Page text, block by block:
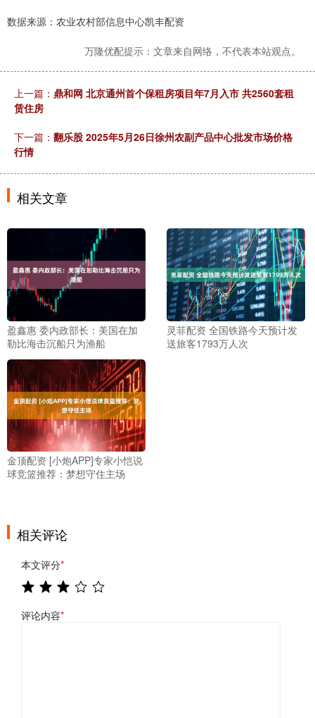
数据来源：农业农村部信息中心凯丰配资
万隆优配提示：文章来自网络，不代表本站观点。
上一篇： 鼎和网 北京通州首个保租房项目年7月入市 共2560套租
赁住房
下一篇： 翻乐股 2025年5月26日徐州农副产品中心批发市场价格
行情
相关文章
盈鑫惠 委内政部长：美国在加
勒比海击沉船只为渔船
灵菲配资 全国铁路今天预计发
送旅客1793万人次
金顶配资 [小炮APP]专家小恺说
球竞篮推荐：梦想守住主场
相关评论
本文评分*
评论内容*